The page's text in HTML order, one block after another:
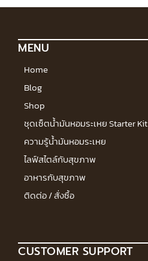
MENU
Home
Blog
Shop
ชุดเซ็ตน้ำมันหอมระเหย Starter Kit
ความรู้น้ำมันหอมระเหย
ไลฟ์สไตล์กับสุขภาพ
อาหารกับสุขภาพ
ติดต่อ / สั่งซื้อ
CUSTOMER SUPPORT